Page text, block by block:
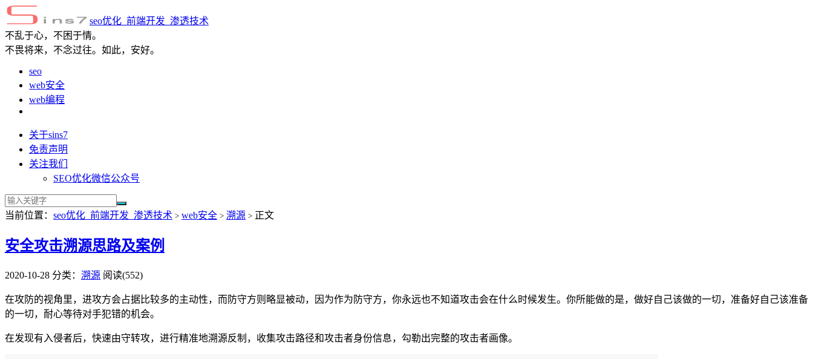
seo优化_前端开发_渗透技术
不乱于心，不困于情。
不畏将来，不念过往。如此，安好。
seo
web安全
web编程
关于sins7
免责声明
关注我们
SEO优化微信公众号
当前位置： seo优化_前端开发_渗透技术 > web安全 > 溯源 > 正文
安全攻击溯源思路及案例
2020-10-28 分类： 溯源 阅读(552)
在攻防的视角里，进攻方会占据比较多的主动性，而防守方则略显被动，因为作为防守方，你永远也不知道攻击会在什么时候发生。你所能做的是，做好自己该做的一切，准备好自己该准备
的一切，耐心等待对手犯错的机会。
在发现有入侵者后，快速由守转攻，进行精准地溯源反制，收集攻击路径和攻击者身份信息，勾勒出完整的攻击者画像。